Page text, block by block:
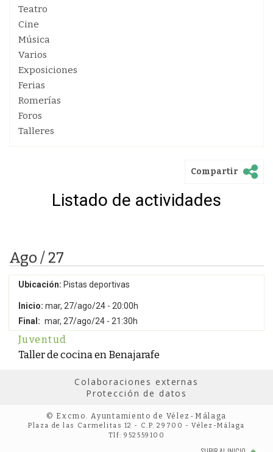
Teatro
Cine
Música
Varios
Exposiciones
Ferias
Romerías
Foros
Talleres
Compartir
Listado de actividades
Ago / 27
Ubicación: Pistas deportivas
Inicio: mar, 27/ago/24 - 20:00h
Final: mar, 27/ago/24 - 21:30h
Juventud
Taller de cocina en Benajarafe
Colaboraciones externas
Protección de datos
© Excmo. Ayuntamiento de Vélez-Málaga
Plaza de las Carmelitas 12 - C.P. 29700 - Vélez-Málaga
Tlf: 952559100